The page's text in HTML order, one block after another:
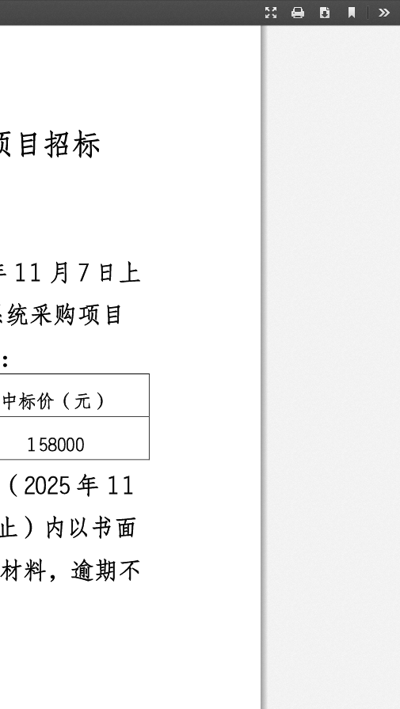
Presentation
Print Download
Current
目招标
11 月 7 日上
采购项目
中标价（元）
158000
2025 年 11
止）内以书面
料，逾期不